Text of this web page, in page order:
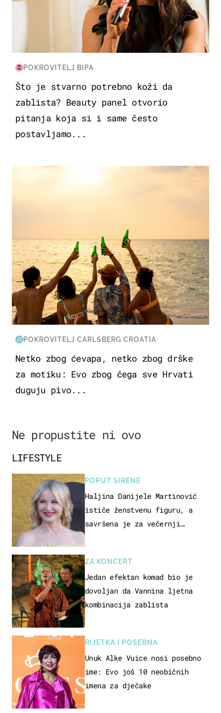
POKROVITELJ BIPA
Što je stvarno potrebno koži da
zablista? Beauty panel otvorio
pitanja koja si i same često
postavljamo...
POKROVITELJ CARLSBERG CROATIA
Netko zbog ćevapa, netko zbog drške
za motiku: Evo zbog čega sve Hrvati
duguju pivo...
Ne propustite ni ovo
LIFESTYLE
POPUT SIRENE
Haljina Danijele Martinović
ističe ženstvenu figuru, a
savršena je za večernji
ZA KONCERT
Jedan efektan komad bio je
dovoljan da Vannina ljetna
kombinacija zablista
RIJETKA I POSEBNA
Unuk Alke Vuice nosi posebno
ime: Evo još 10 neobičnih
imena za dječake